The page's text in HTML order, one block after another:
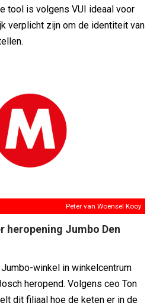
tool is volgens VUI ideaal voor
verplicht zijn om de identiteit van
Peter van Woensel Kooy
heropening Jumbo Den
winkel in winkelcentrum
heropend. Volgens ceo Ton
dit filiaal hoe de keten er in de